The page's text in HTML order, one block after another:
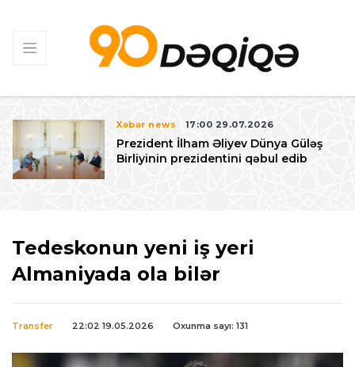
Xəbər news 17:00 29.07.2026
Prezident İlham Əliyev Dünya Güləş
Birliyinin prezidentini qəbul edib
Tedeskonun yeni iş yeri
Almaniyada ola bilər
Transfer 22:02 19.05.2026 Oxunma sayı: 131